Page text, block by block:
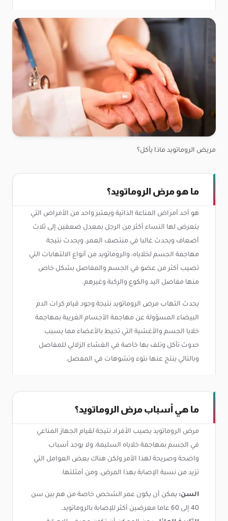
مريض الروماتويد ماذا يأكل؟
ما هو مرض الروماتويد؟
هو أحد أمراض المناعة الذاتية ويعتبر واحد من الأمراض التي
يتعرض لها النساء أكثر من الرجل بمعدل ضعفين إلى ثلاث
أضعاف ويحدث غالبا في منتصف العمر، ويحدث نتيجة
مهاجمة الجسم لخلاياه، والروماتويد من أنواع الالتهابات التي
تصيب أكثر من عضو في الجسم والمفاصل بشكل خاص
منها مفاصل اليد والكوع والركبة وغيرهم.
يحدث التهاب مرض الروماتويد نتيجة وجود قيام كرات الدم
البيضاء المسؤولة عن مهاجمة الأجسام الغريبة بمهاجمة
خلايا الجسم والأغشية التي تحيط بالأعضاء مما يسبب
حدوث تآكل وتلف بها خاصة في الغشاء الزلالي للمفاصل
وبالتالي ينتج عنها نتوء وتشوهات في المفصل.
ما هي أسباب مرض الروماتويد؟
مرض الروماتويد يصيب الأفراد نتيجة لقيام الجهاز المناعي
في الجسم بمهاجمة خلاياه السليمة، ولا يوجد أسباب
واضحة وصريحة لهذا الأمر ولكن هناك بعض العوامل التي
تزيد من نسبة الإصابة بهذا المرض، ومن أمثلتها:
السن: يمكن أن يكون عمر الشخص خاصة من هم بين سن
40 إلى 60 عاما معرضين أكثر للإصابة بالروماتويد.